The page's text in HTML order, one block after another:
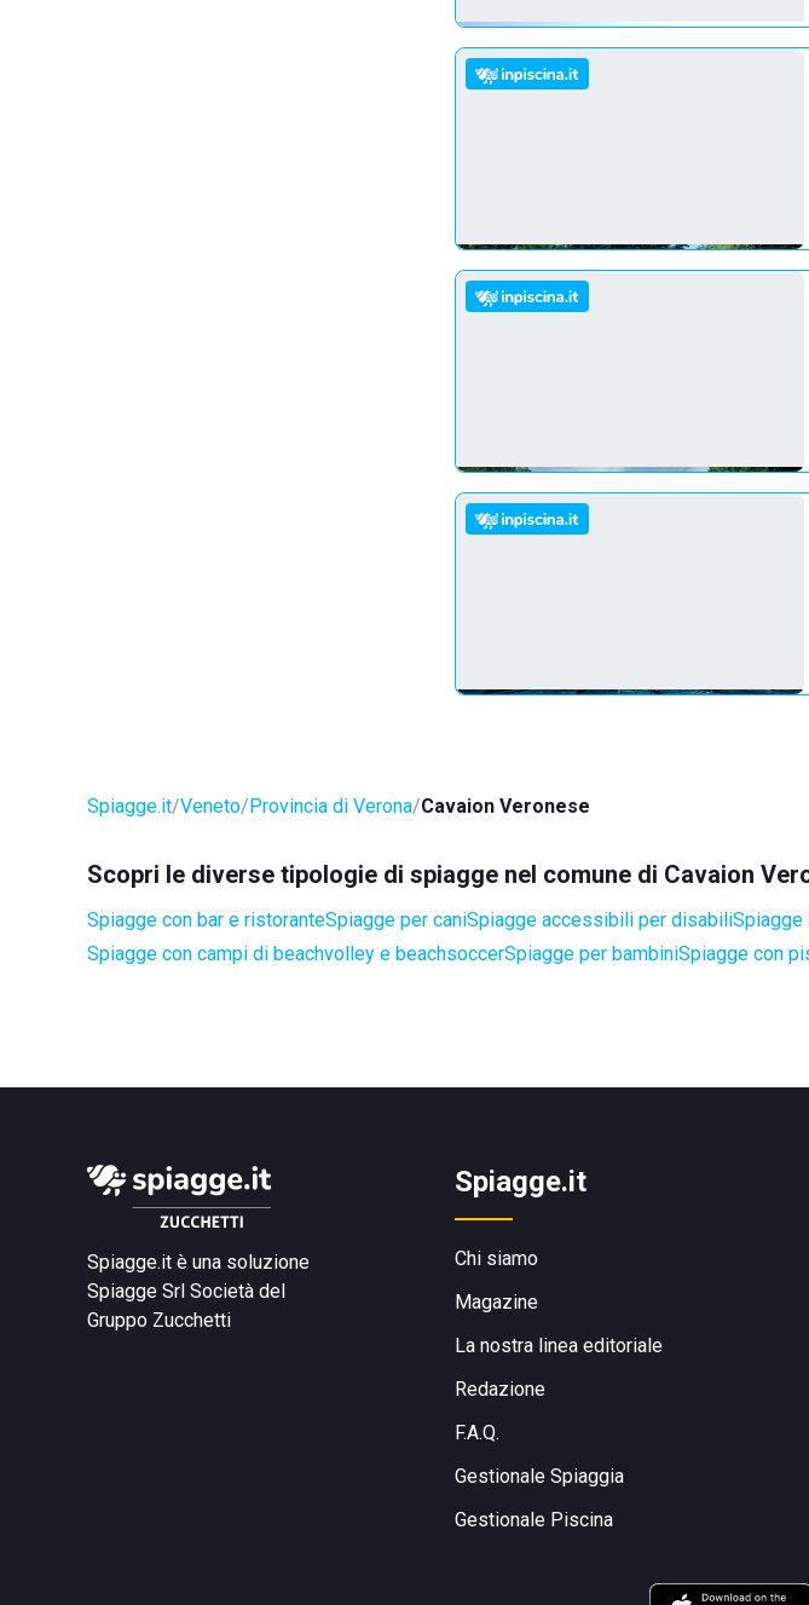
Spiagge.it Veneto Provincia di Verona Cavaion Veronese
Scopri le diverse tipologie di spiagge nel comune di Cavaion
Spiagge con bar e ristoranteSpiagge per caniSpiagge accessibili per disabili
Spiagge con campi di beachvolley e beachsoccerSpiagge per bambiniSpiagge con
Spiagge.it è una soluzione
Spiagge Srl Società del
Gruppo Zucchetti
Spiagge.it
Chi siamo
Magazine
La nostra linea editoriale
Redazione
F.A.Q.
Gestionale Spiaggia
Gestionale Piscina